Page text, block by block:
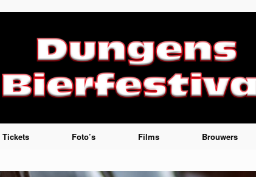
Tickets Foto’s Films Brouwers